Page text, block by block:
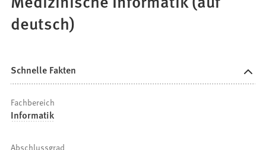
deutsch)
Schnelle Fakten
Fachbereich
Informatik
Abschlussgrad